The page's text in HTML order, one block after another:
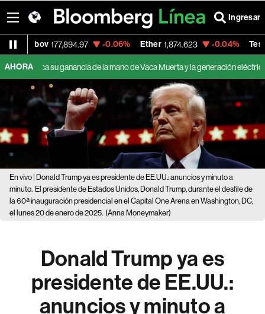
Ingresar
177,894.97 -0.06% Ether 1,874.623 -0.04% Tesla 327.26
AHORA
su ganancia de la mano de Vaca Muerta y la generación eléctrica
En vivo | Donald Trump ya es presidente de EE.UU.: anuncios y minuto a
minuto. El presidente de Estados Unidos, Donald Trump, durante el desfile de
la 60ª inauguración presidencial en el Capital One Arena en Washington, DC,
el lunes 20 de enero de 2025. (Anna Moneymaker)
Donald Trump ya es
presidente de EE.UU.:
anuncios y minuto a